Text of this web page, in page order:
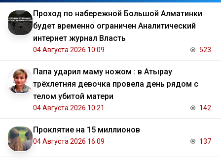
Проход по набережной Большой Алматинки
будет временно ограничен Аналитический
интернет журнал Власть
04 Августа 2026 10:09 523
Папа ударил маму ножом : в Атырау
трёхлетняя девочка провела день рядом с
телом убитой матери
04 Августа 2026 10:21 142
Проклятие на 15 миллионов
04 Августа 2026 16:09 137